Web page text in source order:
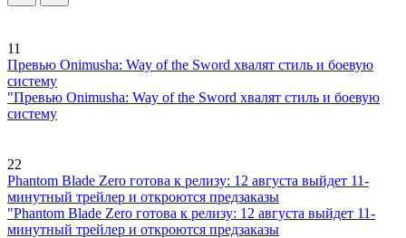
11
Превью Onimusha: Way of the Sword хвалят стиль и боевую
систему
"Превью Onimusha: Way of the Sword хвалят стиль и боевую
систему
22
Phantom Blade Zero готова к релизу: 12 августа выйдет 11-
минутный трейлер и откроются предзаказы
"Phantom Blade Zero готова к релизу: 12 августа выйдет 11-
минутный трейлер и откроются предзаказы